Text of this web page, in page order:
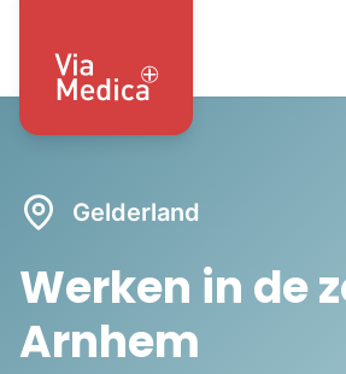
Gelderland
Werken in de
Arnhem